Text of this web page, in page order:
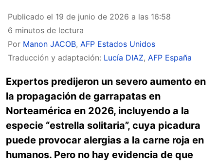
Publicado el 19 de junio de 2026 a las 16:58
6 minutos de lectura
Por Manon JACOB, AFP Estados Unidos
Traducción y adaptación: Lucía DIAZ, AFP España
Expertos predijeron un severo aumento en
la propagación de garrapatas en
Norteamérica en 2026, incluyendo a la
especie “estrella solitaria”, cuya picadura
puede provocar alergias a la carne roja en
humanos. Pero no hay evidencia de que